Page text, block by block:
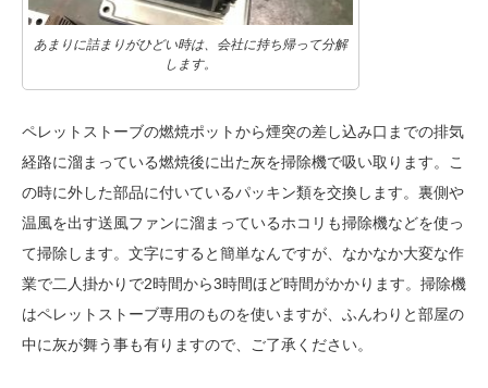
あまりに詰まりがひどい時は、会社に持ち帰って分解
します。
ペレットストーブの燃焼ポットから煙突の差し込み口までの排気
経路に溜まっている燃焼後に出た灰を掃除機で吸い取ります。こ
の時に外した部品に付いているパッキン類を交換します。裏側や
温風を出す送風ファンに溜まっているホコリも掃除機などを使っ
て掃除します。文字にすると簡単なんですが、なかなか大変な作
業で二人掛かりで2時間から3時間ほど時間がかかります。掃除機
はペレットストーブ専用のものを使いますが、ふんわりと部屋の
中に灰が舞う事も有りますので、ご了承ください。